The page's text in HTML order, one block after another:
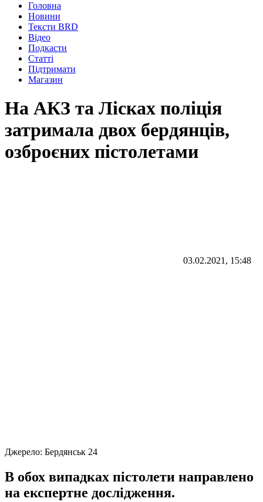
Головна
Новини
Тексти BRD
Відео
Подкасти
Статті
Підтримати
Магазин
На АКЗ та Лісках поліція
затримала двох бердянців,
озброєних пістолетами
03.02.2021, 15:48
Джерело: Бердянськ 24
В обох випадках пістолети направлено
на експертне дослідження.